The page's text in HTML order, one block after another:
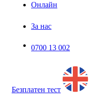
Онлайн
За нас
0700 13 002
Безплатен тест